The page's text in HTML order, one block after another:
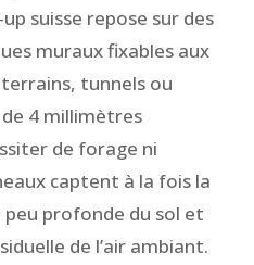
suisse repose sur des
muraux fixables aux
tunnels ou
4 millimètres
de forage ni
captent à la fois la
profonde du sol et
de l’air ambiant.